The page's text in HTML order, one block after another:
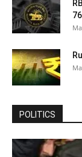
POLITICS